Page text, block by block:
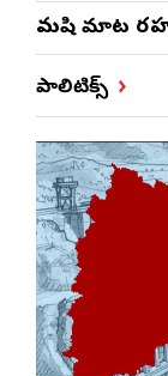
మనిషి మాట
పాలిటిక్స్